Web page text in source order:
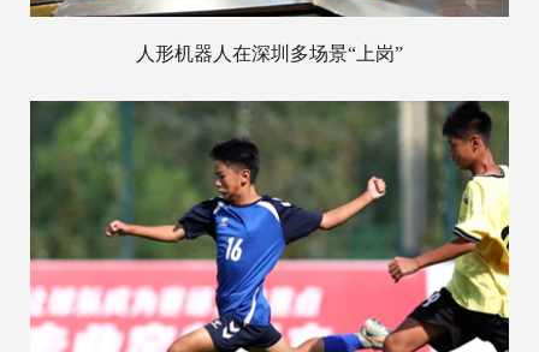
人形机器人在深圳多场景“上岗”